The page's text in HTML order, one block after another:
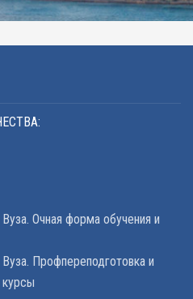
Очная форма обучения и
Профпереподготовка и